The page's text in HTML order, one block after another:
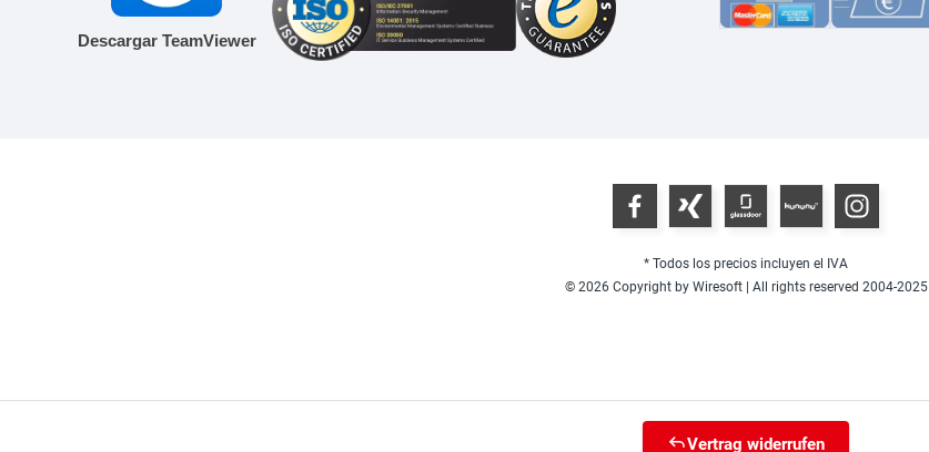
Descargar TeamViewer
* Todos los precios incluyen el IVA
© 2026 Copyright by Wiresoft | All rights reserved 2004-2025
Vertrag widerrufen